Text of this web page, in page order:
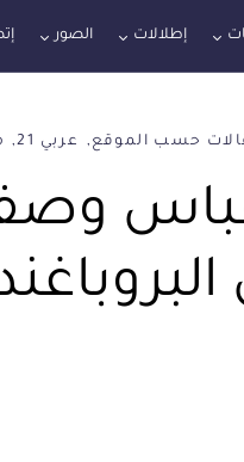
إطلالات الصور
حسب الموقع عربي 21